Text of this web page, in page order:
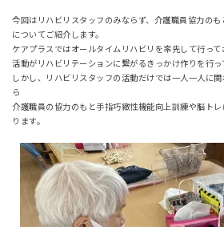
体験希望
今回はリハビリスタッフのみならず、介護職員協力の
についてご紹介します。
ケアプラスではオールタイムリハビリを率先して行っ
活動がリハビリテーションに繋がるきっかけ作りを行っ
しかし、リハビリスタッフの活動だけでは一人一人に
ら
介護職員の協力のもと手指巧緻性機能向上訓練や脳ト
ります。